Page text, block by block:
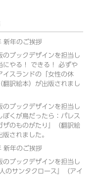
新年のご挨拶
のブックデザインを担当し
にやる！ できる！ 必ずや
イスランドの「女性の休
翻訳絵本）が出版されまし
のブックデザインを担当し
ぼくが鳥だったら：パレス
ザのものがたり』（翻訳絵
版されました。
新年のご挨拶
のブックデザインを担当し
のサンタクロース』（アイ